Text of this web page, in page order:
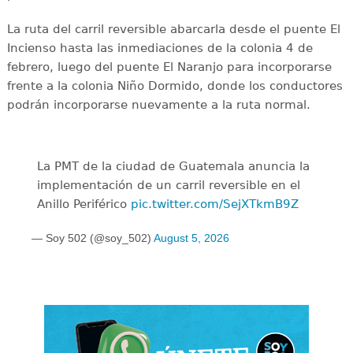
La ruta del carril reversible abarcarla desde el puente El
Incienso hasta las inmediaciones de la colonia 4 de
febrero, luego del puente El Naranjo para incorporarse
frente a la colonia Niño Dormido, donde los conductores
podrán incorporarse nuevamente a la ruta normal.
La PMT de la ciudad de Guatemala anuncia la
implementación de un carril reversible en el
Anillo Periférico pic.twitter.com/SejXTkmB9Z
— Soy 502 (@soy_502) August 5, 2026